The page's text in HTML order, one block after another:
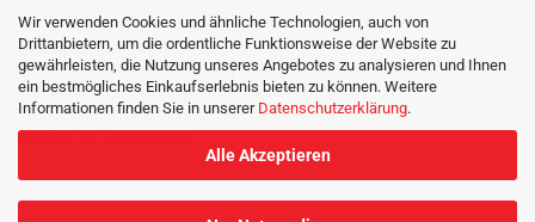
Wir verwenden Cookies und ähnliche Technologien, auch von
Drittanbietern, um die ordentliche Funktionsweise der Website zu
gewährleisten, die Nutzung unseres Angebotes zu analysieren und Ihnen
ein bestmögliches Einkaufserlebnis bieten zu können. Weitere
Informationen finden Sie in unserer Datenschutzerklärung.
Alle Akzeptieren
Geschäftsführer: Mareike Jobst
Sitz der Gesellschaft: Offenburg
Handelsregister: Freiburg im Breisgau HRB 715018
USt-Id Nr.: DE815642692
Bat-Reg.-Nr.: DE67693419